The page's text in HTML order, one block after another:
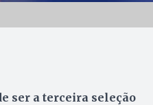
ser a terceira seleção